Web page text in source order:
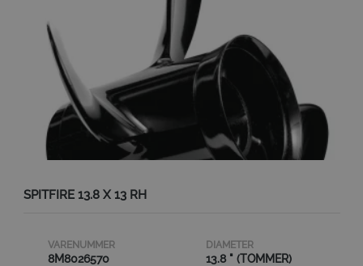
SPITFIRE 13.8 X 13 RH
VARENUMMER
8M8026570
DIAMETER
13.8 " (TOMMER)